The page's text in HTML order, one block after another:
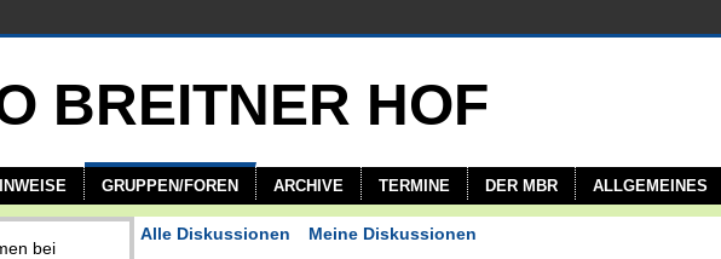
GRUPPEN/FOREN ARCHIVE TERMINE DER MBR ALLGEMEINES
bei
Alle Diskussionen Meine Diskussionen